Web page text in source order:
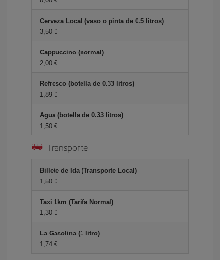
Cerveza Local (vaso o pinta de 0.5 litros)
3,50 €
Cappuccino (normal)
2,00 €
Refresco (botella de 0.33 litros)
1,89 €
Agua (botella de 0.33 litros)
1,50 €
Transporte
Billete de Ida (Transporte Local)
1,50 €
Taxi 1km (Tarifa Normal)
1,30 €
La Gasolina (1 litro)
1,74 €